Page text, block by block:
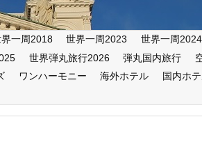
一周2018 世界一周2023 世界一周2024
世界弾丸旅行2026 弾丸国内旅行
ワンハーモニー 海外ホテル 国内ホ